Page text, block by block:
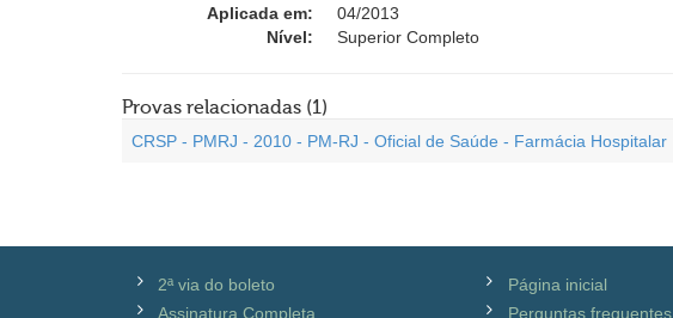
Aplicada em:
04/2013
Nível:
Superior Completo
Provas relacionadas (1)
CRSP - PMRJ - 2010 - PM-RJ - Oficial de Saúde - Farmácia Hospitalar
2ª via do boleto
Assinatura Completa
Página inicial
Perguntas frequentes